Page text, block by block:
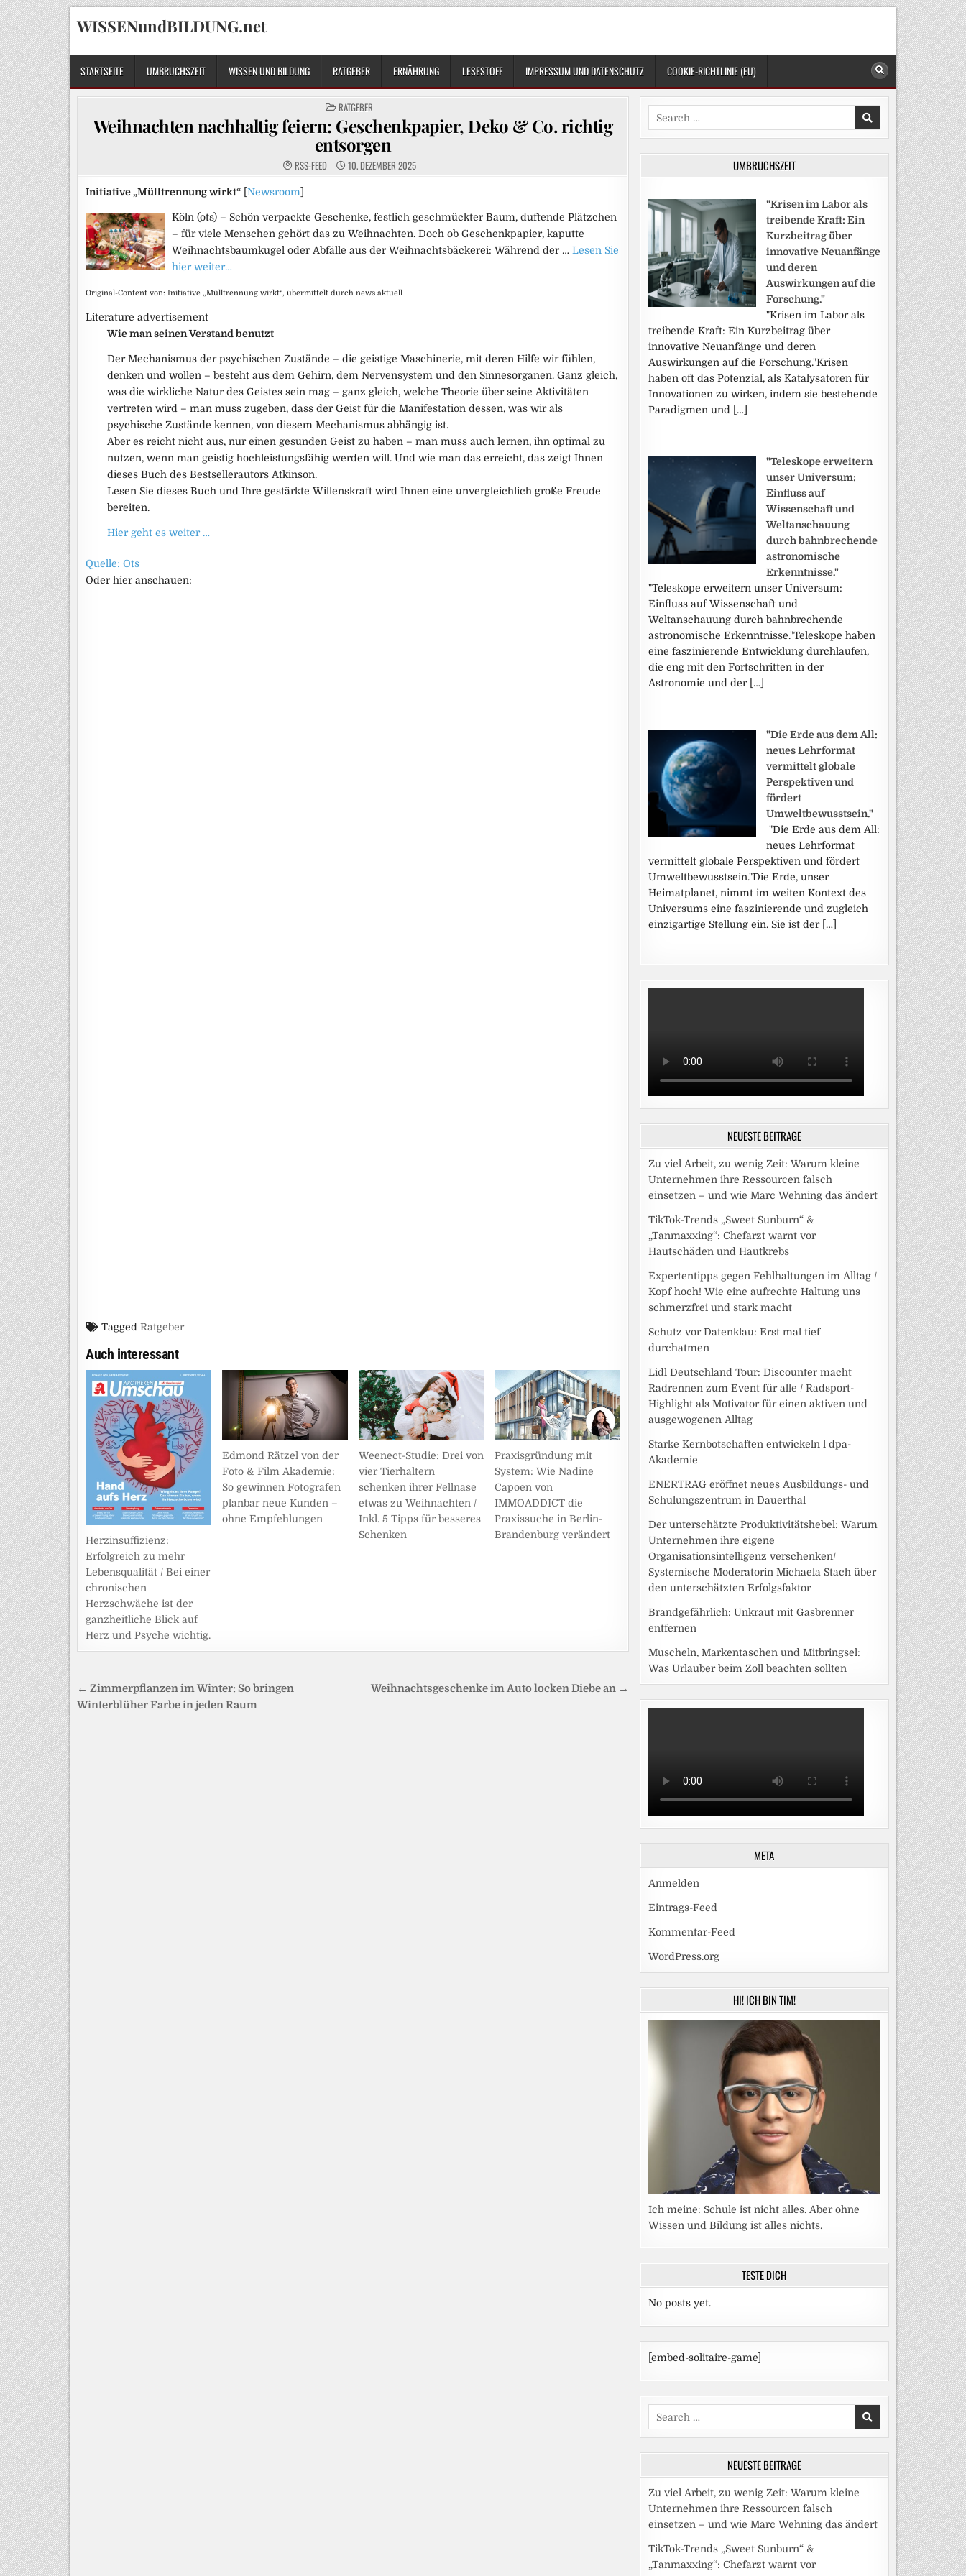
Skip
to
content
WISSENundBILDUNG.net
STARTSEITE UMBRUCHSZEIT WISSEN UND BILDUNG RATGEBER ERNÄHRUNG LESESTOFF IMPRESSUM UND DATENSCHUTZ COOKIE-RICHTLINIE (EU)
POSTED
IN
RATGEBER
Weihnachten nachhaltig feiern: Geschenkpapier, Deko & Co. richtig
entsorgen
RSS-FEED 10. DEZEMBER 2025
Initiative „Mülltrennung wirkt“ Newsroom
Köln (ots) – Schön verpackte Geschenke, festlich geschmückter Baum, duftende Plätzchen
– für viele Menschen gehört das zu Weihnachten. Doch ob Geschenkpapier, kaputte
Weihnachtsbaumkugel oder Abfälle aus der Weihnachtsbäckerei: Während der … Lesen Sie
hier weiter…
Original-Content von: Initiative „Mülltrennung wirkt“, übermittelt durch news aktuell
Literature advertisement
Wie man seinen Verstand benutzt
Der Mechanismus der psychischen Zustände – die geistige Maschinerie, mit deren Hilfe wir fühlen,
denken und wollen – besteht aus dem Gehirn, dem Nervensystem und den Sinnesorganen. Ganz gleich,
was die wirkliche Natur des Geistes sein mag – ganz gleich, welche Theorie über seine Aktivitäten
vertreten wird – man muss zugeben, dass der Geist für die Manifestation dessen, was wir als
psychische Zustände kennen, von diesem Mechanismus abhängig ist.
Aber es reicht nicht aus, nur einen gesunden Geist zu haben – man muss auch lernen, ihn optimal zu
nutzen, wenn man geistig hochleistungsfähig werden will. Und wie man das erreicht, das zeigt Ihnen
dieses Buch des Bestsellerautors Atkinson.
Lesen Sie dieses Buch und Ihre gestärkte Willenskraft wird Ihnen eine unvergleichlich große Freude
bereiten.
Hier geht es weiter …
Quelle: Ots
Oder hier anschauen:
Tagged Ratgeber
Auch interessant
Herzinsuffizienz:
Erfolgreich zu mehr
Lebensqualität / Bei einer
chronischen
Herzschwäche ist der
ganzheitliche Blick auf
Herz und Psyche wichtig.
Edmond Rätzel von der
Foto & Film Akademie:
So gewinnen Fotografen
planbar neue Kunden –
ohne Empfehlungen
Weenect-Studie: Drei von
vier Tierhaltern
schenken ihrer Fellnase
etwas zu Weihnachten /
Inkl. 5 Tipps für besseres
Schenken
Praxisgründung mit
System: Wie Nadine
Capoen von
IMMOADDICT die
Praxissuche in Berlin-
Brandenburg verändert
Beitragsnavigation Weihnachtsgeschenke im Auto locken Diebe an →
← Zimmerpflanzen im Winter: So bringen
Winterblüher Farbe in jeden Raum
Search
for:
UMBRUCHSZEIT
"Krisen im Labor als
treibende Kraft: Ein
Kurzbeitrag über
innovative Neuanfänge
und deren
Auswirkungen auf die
Forschung."
"Krisen im Labor als
treibende Kraft: Ein Kurzbeitrag über
innovative Neuanfänge und deren
Auswirkungen auf die Forschung."Krisen
haben oft das Potenzial, als Katalysatoren für
Innovationen zu wirken, indem sie bestehende
Paradigmen und […]
"Teleskope erweitern
unser Universum:
Einfluss auf
Wissenschaft und
Weltanschauung
durch bahnbrechende
astronomische
Erkenntnisse."
"Teleskope erweitern unser Universum:
Einfluss auf Wissenschaft und
Weltanschauung durch bahnbrechende
astronomische Erkenntnisse."Teleskope haben
eine faszinierende Entwicklung durchlaufen,
die eng mit den Fortschritten in der
Astronomie und der […]
"Die Erde aus dem All:
neues Lehrformat
vermittelt globale
Perspektiven und
fördert
Umweltbewusstsein."
"Die Erde aus dem All:
neues Lehrformat
vermittelt globale Perspektiven und fördert
Umweltbewusstsein."Die Erde, unser
Heimatplanet, nimmt im weiten Kontext des
Universums eine faszinierende und zugleich
einzigartige Stellung ein. Sie ist der […]
NEUESTE BEITRÄGE
Zu viel Arbeit, zu wenig Zeit: Warum kleine
Unternehmen ihre Ressourcen falsch
einsetzen – und wie Marc Wehning das ändert
TikTok-Trends „Sweet Sunburn“ &
„Tanmaxxing“: Chefarzt warnt vor
Hautschäden und Hautkrebs
Expertentipps gegen Fehlhaltungen im Alltag /
Kopf hoch! Wie eine aufrechte Haltung uns
schmerzfrei und stark macht
Schutz vor Datenklau: Erst mal tief
durchatmen
Lidl Deutschland Tour: Discounter macht
Radrennen zum Event für alle / Radsport-
Highlight als Motivator für einen aktiven und
ausgewogenen Alltag
Starke Kernbotschaften entwickeln l dpa-
Akademie
ENERTRAG eröffnet neues Ausbildungs- und
Schulungszentrum in Dauerthal
Der unterschätzte Produktivitätshebel: Warum
Unternehmen ihre eigene
Organisationsintelligenz verschenken/
Systemische Moderatorin Michaela Stach über
den unterschätzten Erfolgsfaktor
Brandgefährlich: Unkraut mit Gasbrenner
entfernen
Muscheln, Markentaschen und Mitbringsel:
Was Urlauber beim Zoll beachten sollten
META
Anmelden
Eintrags-Feed
Kommentar-Feed
WordPress.org
HI! ICH BIN TIM!
Ich meine: Schule ist nicht alles. Aber ohne
Wissen und Bildung ist alles nichts.
TESTE DICH
No posts yet.
[embed-solitaire-game]
Search
for:
NEUESTE BEITRÄGE
Zu viel Arbeit, zu wenig Zeit: Warum kleine
Unternehmen ihre Ressourcen falsch
einsetzen – und wie Marc Wehning das ändert
TikTok-Trends „Sweet Sunburn“ &
„Tanmaxxing“: Chefarzt warnt vor